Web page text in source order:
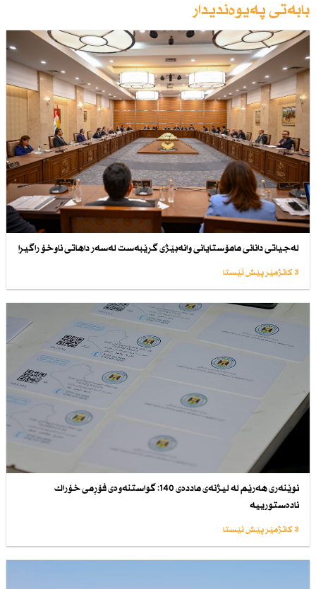
بابەتی پەیوەندیدار
لەجیاتی دانانی مامۆستایانی وانەبێژی گرێبەست لەسەر داهاتی ناوخۆ راگیرا
3 کاتژمێر پێش ئێستا
نوێنەری هەرێم لە لیژنەی ماددەی 140: گواستنەوەی فۆڕمی خۆراك
نادەستورییە
3 کاتژمێر پێش ئێستا